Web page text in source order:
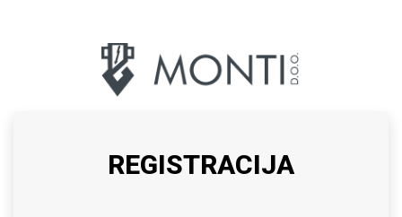
REGISTRACIJA